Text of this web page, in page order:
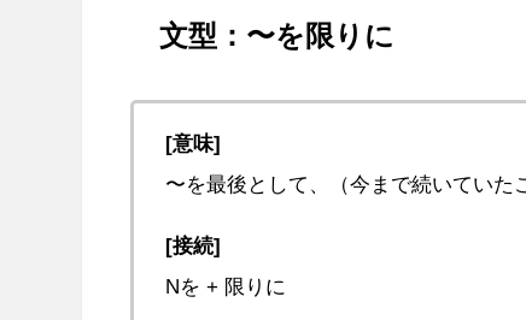
文型：〜を限りに
[意味]
〜を最後として、（今まで続いていた
[接続]
Nを + 限りに